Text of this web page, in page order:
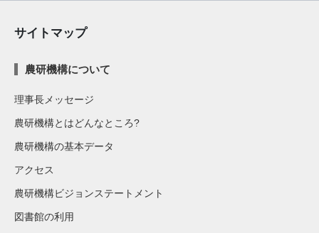
サイトマップ
農研機構について
理事長メッセージ
農研機構とはどんなところ?
農研機構の基本データ
アクセス
農研機構ビジョンステートメント
図書館の利用